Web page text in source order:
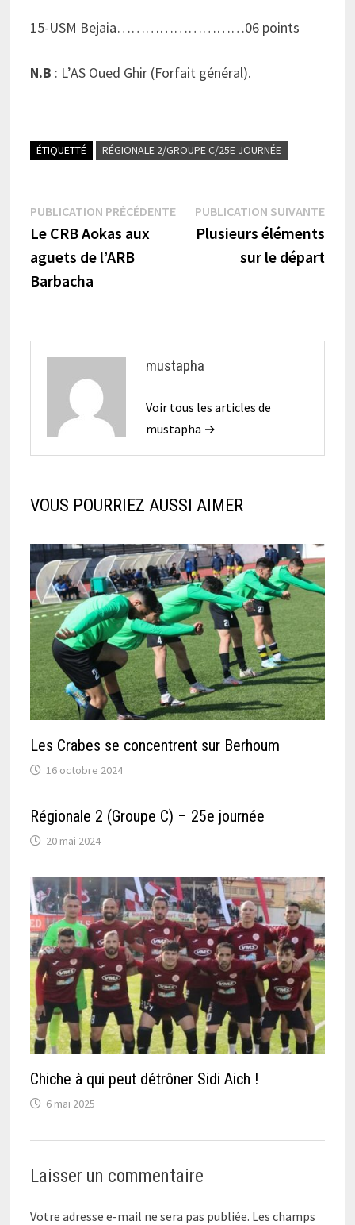
15-USM Bejaia………………………06 points
N.B : L’AS Oued Ghir (Forfait général).
ÉTIQUETTÉ RÉGIONALE 2/GROUPE C/25E JOURNÉE
Navigation
de
l’article
PUBLICATION PRÉCÉDENTEPublication
précédente :
Le CRB Aokas aux
aguets de l’ARB
Barbacha
PUBLICATION SUIVANTE
Plusieurs éléments
sur le départ
mustapha
Voir tous les articles de
mustapha →
VOUS POURRIEZ AUSSI AIMER
Les Crabes se concentrent sur Berhoum
16 octobre 2024
Régionale 2 (Groupe C) – 25e journée
20 mai 2024
Chiche à qui peut détrôner Sidi Aich !
6 mai 2025
Laisser un commentaire
Votre adresse e-mail ne sera pas publiée. Les champs